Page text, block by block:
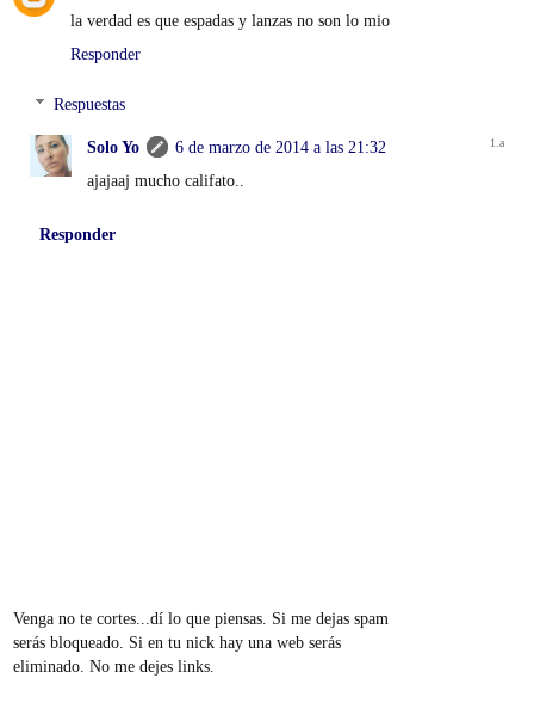
la verdad es que espadas y lanzas no son lo mio
Responder
Respuestas
Solo Yo
6 de marzo de 2014 a las 21:32
ajajaaj mucho califato..
Responder
Venga no te cortes...dí lo que piensas. Si me dejas spam
serás bloqueado. Si en tu nick hay una web serás
eliminado. No me dejes links.